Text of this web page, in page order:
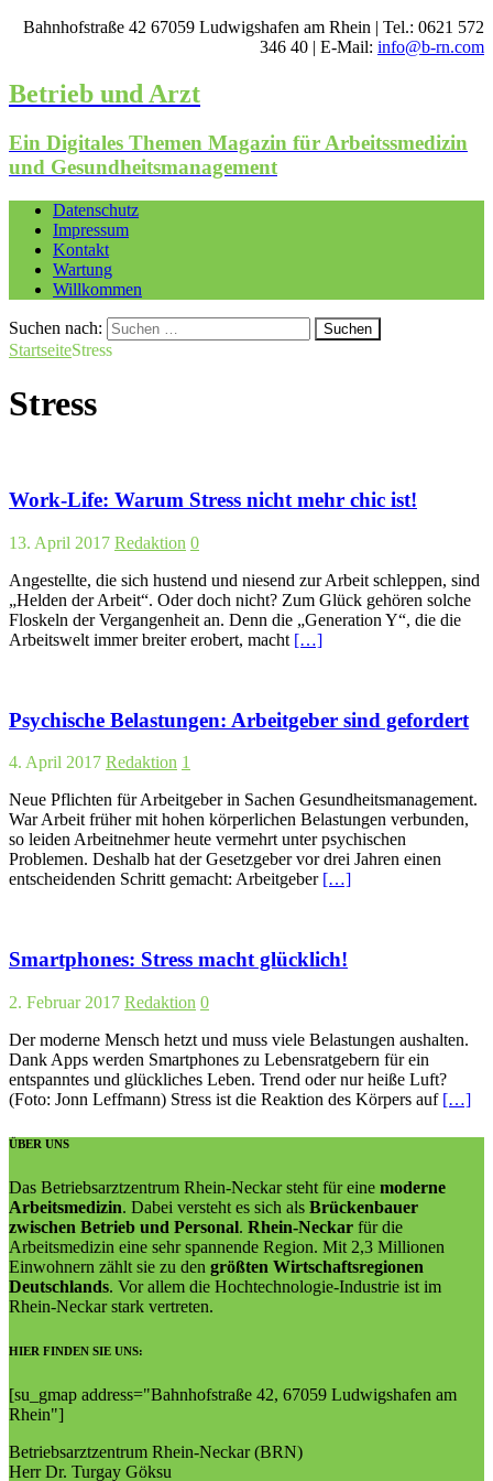
Bahnhofstraße 42 67059 Ludwigshafen am Rhein | Tel.: 0621 572
346 40 | E-Mail: info@b-rn.com
Betrieb und Arzt
Ein Digitales Themen Magazin für Arbeitssmedizin
und Gesundheitsmanagement
Datenschutz
Impressum
Kontakt
Wartung
Willkommen
Suchen nach:
StartseiteStress
Stress
Work-Life: Warum Stress nicht mehr chic ist!
13. April 2017 Redaktion 0
Angestellte, die sich hustend und niesend zur Arbeit schleppen, sind
„Helden der Arbeit“. Oder doch nicht? Zum Glück gehören solche
Floskeln der Vergangenheit an. Denn die „Generation Y“, die die
Arbeitswelt immer breiter erobert, macht […]
Psychische Belastungen: Arbeitgeber sind gefordert
4. April 2017 Redaktion 1
Neue Pflichten für Arbeitgeber in Sachen Gesundheitsmanagement.
War Arbeit früher mit hohen körperlichen Belastungen verbunden,
so leiden Arbeitnehmer heute vermehrt unter psychischen
Problemen. Deshalb hat der Gesetzgeber vor drei Jahren einen
entscheidenden Schritt gemacht: Arbeitgeber […]
Smartphones: Stress macht glücklich!
2. Februar 2017 Redaktion 0
Der moderne Mensch hetzt und muss viele Belastungen aushalten.
Dank Apps werden Smartphones zu Lebensratgebern für ein
entspanntes und glückliches Leben. Trend oder nur heiße Luft?
(Foto: Jonn Leffmann) Stress ist die Reaktion des Körpers auf […]
ÜBER UNS
Das Betriebsarztzentrum Rhein-Neckar steht für eine moderne
Arbeitsmedizin. Dabei versteht es sich als Brückenbauer
zwischen Betrieb und Personal. Rhein-Neckar für die
Arbeitsmedizin eine sehr spannende Region. Mit 2,3 Millionen
Einwohnern zählt sie zu den größten Wirtschaftsregionen
Deutschlands. Vor allem die Hochtechnologie-Industrie ist im
Rhein-Neckar stark vertreten.
HIER FINDEN SIE UNS:
[su_gmap address="Bahn­hof­straße 42, 67059 Lud­wigs­ha­fen am
Rhein"]
Betriebsarztzentrum Rhein-Neckar (BRN)
Herr Dr. Turgay Göksu